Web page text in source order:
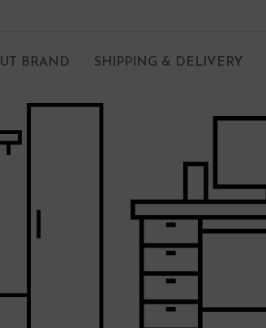
BRAND SHIPPING & DELIVERY